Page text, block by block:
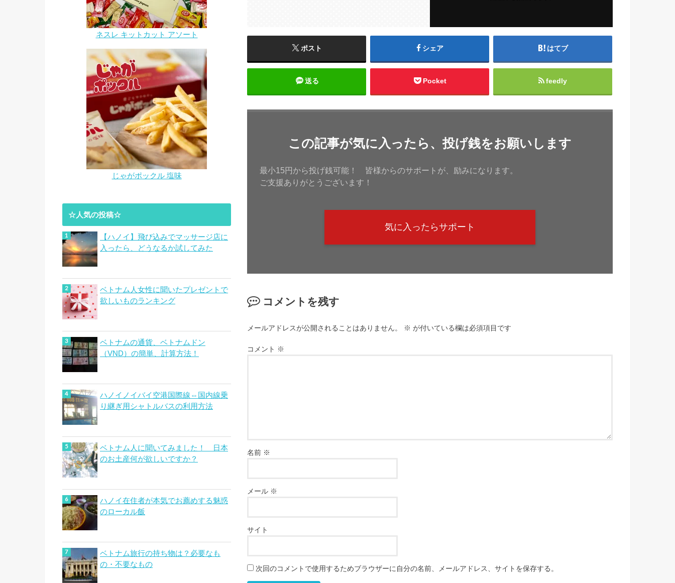
ポスト シェア はてブ
送る Pocket feedly
この記事が気に入ったら、投げ銭をお願いします
最小15円から投げ銭可能！ 皆様からのサポートが、励みになります。
ご支援ありがとうございます！
気に入ったらサポート
コメントを残す
メールアドレスが公開されることはありません。 ※ が付いている欄は必須項目です
コメント ※
名前 ※
メール ※
サイト
次回のコメントで使用するためブラウザーに自分の名前、メールアドレス、サイトを保存する。
ネスレ キットカット アソート
じゃがポックル 塩味
☆人気の投稿☆
【ハノイ】飛び込みでマッサージ店に
入ったら、どうなるか試してみた
ベトナム人女性に聞いたプレゼントで
欲しいものランキング
ベトナムの通貨、ベトナムドン
（VND）の簡単、計算方法！
ハノイノイバイ空港国際線⇔国内線乗
り継ぎ用シャトルバスの利用方法
ベトナム人に聞いてみました！ 日本
のお土産何が欲しいですか？
ハノイ在住者が本気でお薦めする魅惑
のローカル飯
ベトナム旅行の持ち物は？必要なも
の・不要なもの